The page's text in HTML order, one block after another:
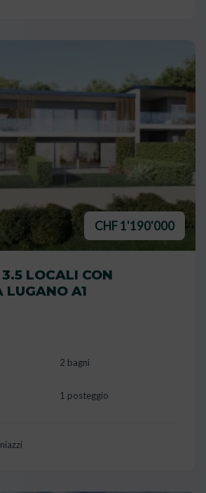
CHF 1'190'000
LOCALI CON
LUGANO A1
2 bagni
1 posteggio